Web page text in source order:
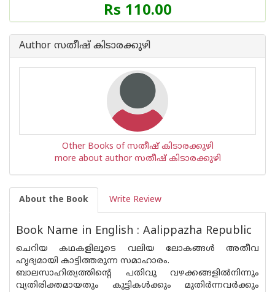
Price
of
Book
Rs 110.00
Author സതീഷ് കിടാരക്കുഴി
Other Books of സതീഷ് കിടാരക്കുഴി
more about author സതീഷ് കിടാരക്കുഴി
About the Book Write Review
Book Name in English : Aalippazha Republic
ചെറിയ കഥകളിലൂടെ വലിയ ലോകങ്ങൾ അതീവ
ഹൃദ്യമായി കാട്ടിത്തരുന്ന സമാഹാരം.
ബാലസാഹിത്യത്തിന്റെ പതിവു വഴക്കങ്ങളിൽനിന്നും
വ്യതിരിക്തമായതും കുട്ടികൾക്കും മുതിർന്നവർക്കും